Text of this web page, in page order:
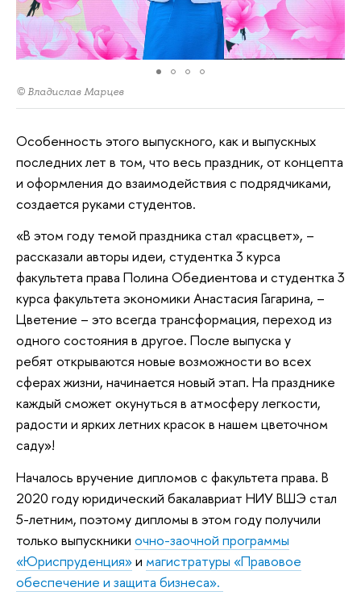
© Владислав Марцев
Особенность этого выпускного, как и выпускных
последних лет в том, что весь праздник, от концепта
и оформления до взаимодействия с подрядчиками,
создается руками студентов.
«В этом году темой праздника стал «расцвет», –
рассказали авторы идеи, студентка 3 курса
факультета права Полина Обедиентова и студентка 3
курса факультета экономики Анастасия Гагарина, –
Цветение – это всегда трансформация, переход из
одного состояния в другое. После выпуска у
ребят открываются новые возможности во всех
сферах жизни, начинается новый этап. На празднике
каждый сможет окунуться в атмосферу легкости,
радости и ярких летних красок в нашем цветочном
саду»!
Началось вручение дипломов с факультета права. В
2020 году юридический бакалавриат НИУ ВШЭ стал
5-летним, поэтому дипломы в этом году получили
только выпускники очно-заочной программы
«Юриспруденция»и магистратуры «Правовое
обеспечение и защита бизнеса».